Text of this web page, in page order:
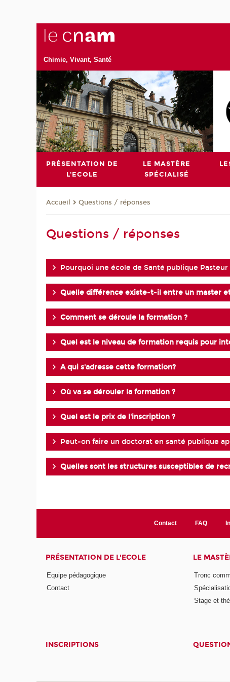
Chimie, Vivant, Santé
PRÉSENTATION DE
L'ECOLE
LE MASTÈRE
SPÉCIALISÉ
Accueil Questions / réponses
Questions / réponses
Pourquoi une école de Santé publique Pasteur
Quelle différence existe-t-il entre un master
Comment se déroule la formation ?
Quel est le niveau de formation requis pour
A qui s'adresse cette formation?
Où va se dérouler la formation ?
Quel est le prix de l'inscription ?
Peut-on faire un doctorat en santé publique
Quelles sont les structures susceptibles de
Contact FAQ
PRÉSENTATION DE L'ECOLE
Equipe pédagogique
Contact
LE
Tronc
Stage et
INSCRIPTIONS